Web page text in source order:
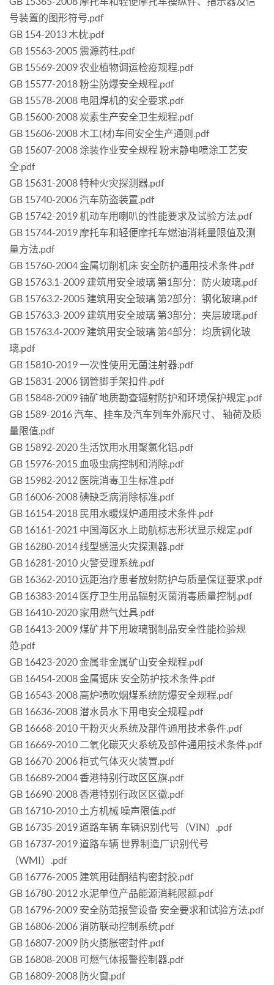
号装置的图形符号.pdf
GB 154-2013 木枕.pdf
GB 15563-2005 震源药柱.pdf
GB 15569-2009 农业植物调运检疫规程.pdf
GB 15577-2018 粉尘防爆安全规程.pdf
GB 15578-2008 电阻焊机的安全要求.pdf
GB 15600-2008 炭素生产安全卫生规程.pdf
GB 15606-2008 木工(材)车间安全生产通则.pdf
GB 15607-2008 涂装作业安全规程 粉末静电喷涂工艺安
全.pdf
GB 15631-2008 特种火灾探测器.pdf
GB 15740-2006 汽车防盗装置.pdf
GB 15742-2019 机动车用喇叭的性能要求及试验方法.pdf
GB 15744-2019 摩托车和轻便摩托车燃油消耗量限值及测
量方法.pdf
GB 15760-2004 金属切削机床 安全防护通用技术条件.pdf
GB 15763.1-2009 建筑用安全玻璃 第1部分：防火玻璃.pdf
GB 15763.2-2005 建筑用安全玻璃 第2部分：钢化玻璃.pdf
GB 15763.3-2009 建筑用安全玻璃 第3部分：夹层玻璃.pdf
GB 15763.4-2009 建筑用安全玻璃 第4部分：均质钢化玻
璃.pdf
GB 15810-2019 一次性使用无菌注射器.pdf
GB 15831-2006 钢管脚手架扣件.pdf
GB 15848-2009 铀矿地质勘查辐射防护和环境保护规定.pdf
GB 1589-2016 汽车、挂车及汽车列车外廓尺寸、 轴荷及质
量限值.pdf
GB 15892-2020 生活饮用水用聚氯化铝.pdf
GB 15976-2015 血吸虫病控制和消除.pdf
GB 15982-2012 医院消毒卫生标准.pdf
GB 16006-2008 碘缺乏病消除标准.pdf
GB 16154-2018 民用水暖煤炉通用技术条件.pdf
GB 16161-2021 中国海区水上助航标志形状显示规定.pdf
GB 16280-2014 线型感温火灾探测器.pdf
GB 16281-2010 火警受理系统.pdf
GB 16362-2010 远距治疗患者放射防护与质量保证要求.pdf
GB 16383-2014 医疗卫生用品辐射灭菌消毒质量控制.pdf
GB 16410-2020 家用燃气灶具.pdf
GB 16413-2009 煤矿井下用玻璃钢制品安全性能检验规
范.pdf
GB 16423-2020 金属非金属矿山安全规程.pdf
GB 16454-2008 金属锯床 安全防护技术条件.pdf
GB 16543-2008 高炉喷吹烟煤系统防爆安全规程.pdf
GB 16636-2008 潜水员水下用电安全规程.pdf
GB 16668-2010 干粉灭火系统及部件通用技术条件.pdf
GB 16669-2010 二氧化碳灭火系统及部件通用技术条件.pdf
GB 16670-2006 柜式气体灭火装置.pdf
GB 16689-2004 香港特别行政区区旗.pdf
GB 16690-2008 香港特别行政区区徽.pdf
GB 16710-2010 土方机械 噪声限值.pdf
GB 16735-2019 道路车辆 车辆识别代号（VIN）.pdf
GB 16737-2019 道路车辆 世界制造厂识别代号
（WMI）.pdf
GB 16776-2005 建筑用硅酮结构密封胶.pdf
GB 16780-2012 水泥单位产品能源消耗限额.pdf
GB 16796-2009 安全防范报警设备 安全要求和试验方法.pdf
GB 16806-2006 消防联动控制系统.pdf
GB 16807-2009 防火膨胀密封件.pdf
GB 16808-2008 可燃气体报警控制器.pdf
GB 16809-2008 防火窗.pdf